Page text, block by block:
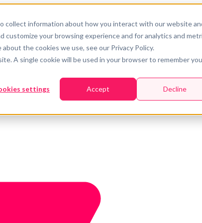
collect information about how you interact with our website
your browsing experience and for analytics and
the cookies we use, see our Privacy Policy.
A single cookie will be used in your browser to remember
settings Accept Decline